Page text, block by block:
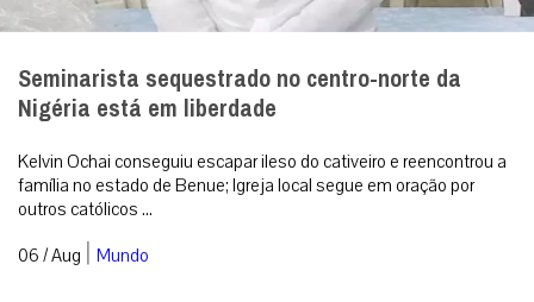
Seminarista sequestrado no centro-norte da
Nigéria está em liberdade
Kelvin Ochai conseguiu escapar ileso do cativeiro e reencontrou a
família no estado de Benue; Igreja local segue em oração por
outros católicos ...
06 / Aug | Mundo